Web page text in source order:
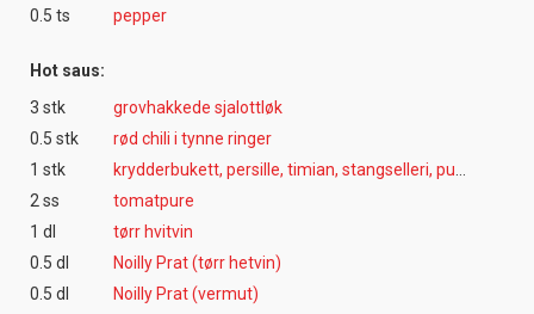
0.5 ts
pepper
Hot saus:
3 stk
grovhakkede sjalottløk
0.5 stk
rød chili i tynne ringer
1 stk
2 ss
tomatpure
1 dl
tørr hvitvin
0.5 dl
Noilly Prat (tørr hetvin)
0.5 dl
Noilly Prat (vermut)